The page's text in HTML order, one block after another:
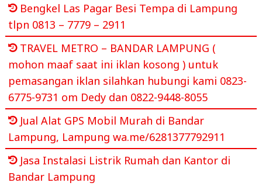
Bengkel Las Pagar Besi Tempa di Lampung
tlpn 0813 – 7779 – 2911
TRAVEL METRO – BANDAR LAMPUNG (
mohon maaf saat ini iklan kosong ) untuk
pemasangan iklan silahkan hubungi kami 0823-
6775-9731 om Dedy dan 0822-9448-8055
Jual Alat GPS Mobil Murah di Bandar
Lampung, Lampung wa.me/6281377792911
Jasa Instalasi Listrik Rumah dan Kantor di
Bandar Lampung